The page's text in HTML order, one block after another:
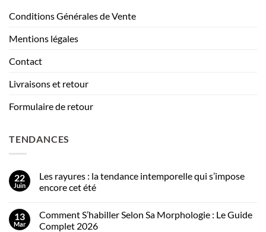
Conditions Générales de Vente
Mentions légales
Contact
Livraisons et retour
Formulaire de retour
TENDANCES
22
Juin
Les rayures : la tendance intemporelle qui s’impose
encore cet été
13
Mar
Comment S’habiller Selon Sa Morphologie : Le Guide
Complet 2026